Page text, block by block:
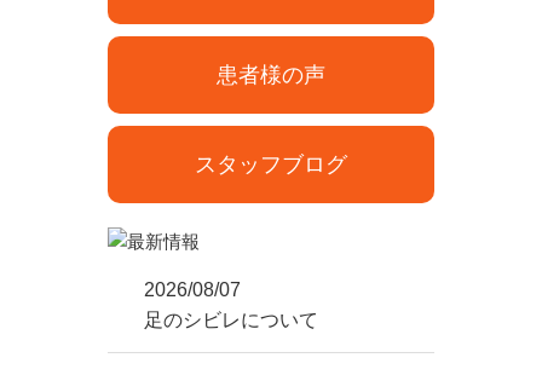
患者様の声
スタッフブログ
2026/08/07
足のシビレについて